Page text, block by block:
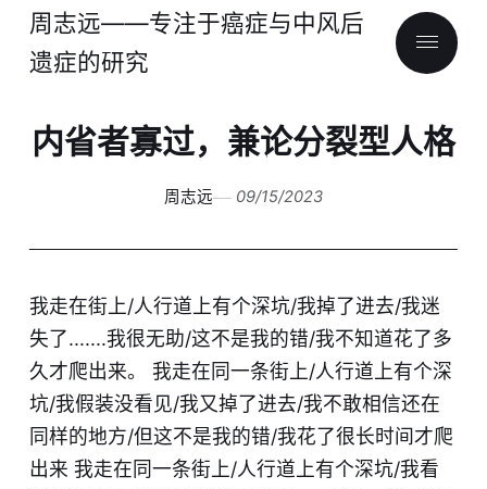
周志远——专注于癌症与中风后
遗症的研究
内省者寡过，兼论分裂型人格
周志远 09/15/2023
我走在街上/人行道上有个深坑/我掉了进去/我迷
失了.......我很无助/这不是我的错/我不知道花了多
久才爬出来。 我走在同一条街上/人行道上有个深
坑/我假装没看见/我又掉了进去/我不敢相信还在
同样的地方/但这不是我的错/我花了很长时间才爬
出来 我走在同一条街上/人行道上有个深坑/我看